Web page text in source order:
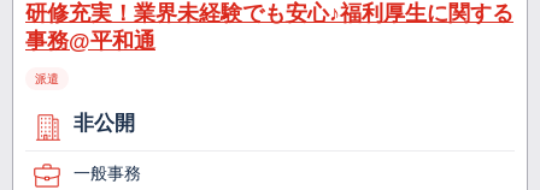
研修充実！業界未経験でも安心♪福利厚生に関する
事務@平和通
派遣
非公開
一般事務